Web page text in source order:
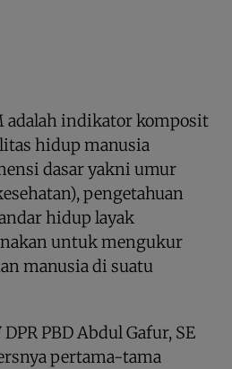
adalah indikator komposit
hidup manusia
dasar yakni umur
pengetahuan
hidup layak
untuk mengukur
manusia di suatu
PBD Abdul Gafur, SE
pertama-tama